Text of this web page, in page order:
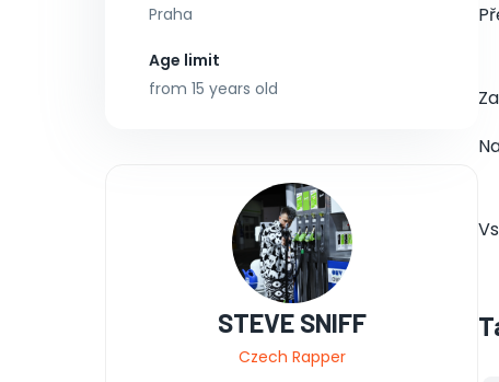
Praha
Age limit
from 15 years old
STEVE SNIFF
Czech Rapper